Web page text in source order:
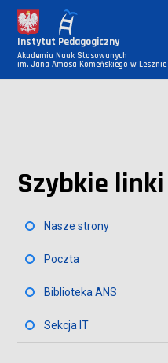
Instytut Pedagogiczny
Akademia Nauk Stosowanych
im. Jana Amosa Komeńskiego w Lesznie
Szybkie linki
Nasze strony
Poczta
Biblioteka ANS
Sekcja IT